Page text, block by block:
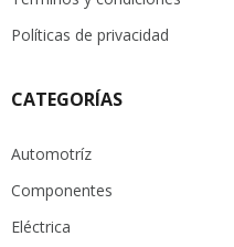
Políticas de privacidad
CATEGORÍAS
Automotríz
Componentes
Eléctrica